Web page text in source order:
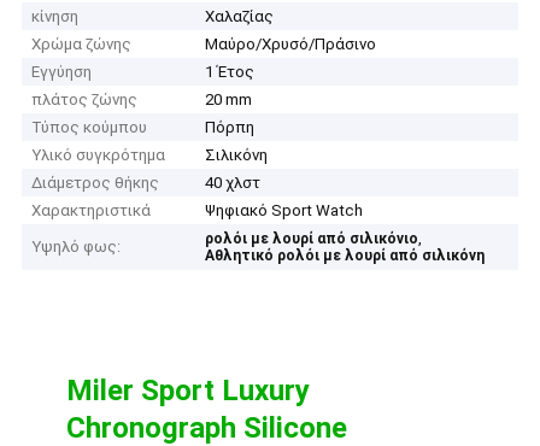
κίνηση
Χαλαζίας
Χρώμα ζώνης
Μαύρο/Χρυσό/Πράσινο
Εγγύηση
1 Έτος
πλάτος ζώνης
20 mm
Τύπος κούμπου
Πόρπη
Υλικό συγκρότημα
Σιλικόνη
Διάμετρος θήκης
40 χλστ
Χαρακτηριστικά
Ψηφιακό Sport Watch
Υψηλό φως:
ρολόι με λουρί από σιλικόνιο,
Αθλητικό ρολόι με λουρί από σιλικόνη
Miler Sport Luxury
Chronograph Silicone